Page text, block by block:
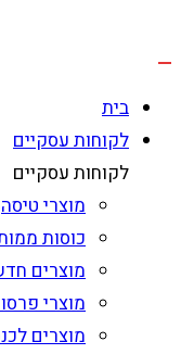
בית
לקוחות עסקיים
לקוחות עסקיים
מוצרי טיסה
כוסות
מוצרים
מוצרי
מוצרים